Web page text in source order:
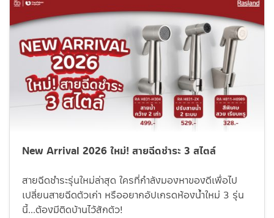
New Arrival 2026 ใหม่! สายฉีดชำระ 3 สไตล์
สายฉีดชำระรุ่นใหม่ล่าสุด ใครที่กำลังมองหาของดีเพื่อไป
เปลี่ยนสายฉีดตัวเก่า หรืออยากอัปเกรดห้องน้ำใหม่ 3 รุ่น
นี้…ต้องมีติดบ้านไว้สักตัว!